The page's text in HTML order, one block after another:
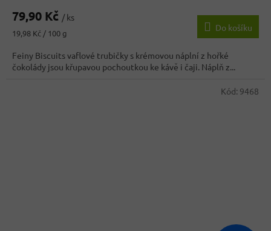
produktu
5,0
z
5
hvězdiček.
79,90 Kč / ks
Měrná
19,98 Kč / 100 g
Do košíku
Feiny Biscuits vaflové trubičky s krémovou náplní z hořké
čokolády jsou křupavou pochoutkou ke kávě i čaji. Náplň z...
Kód: 9468